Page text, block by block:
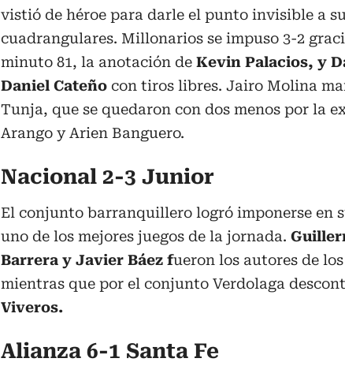
vistió de héroe para darle el punto invisible a
cuadrangulares. Millonarios se impuso 3-2
minuto 81, la anotación de Kevin Palacios, y
Daniel Cateño con tiros libres. Jairo Molina
Tunja, que se quedaron con dos menos por la
Arango y Arien Banguero.
Nacional 2-3 Junior
El conjunto barranquillero logró imponerse en
uno de los mejores juegos de la jornada.
Barrera y Javier Báez fueron los autores de
mientras que por el conjunto Verdolaga
Viveros.
Alianza 6-1 Santa Fe